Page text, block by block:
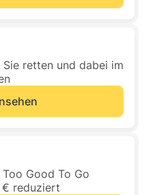
retten und dabei im
Good To Go
€ reduziert